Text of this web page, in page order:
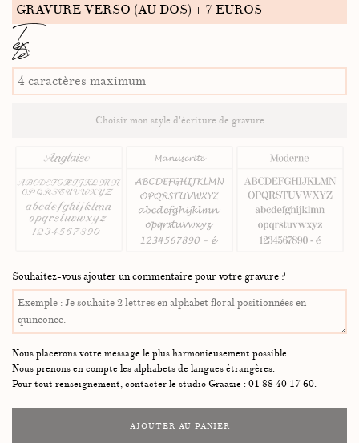
GRAVURE VERSO (AU DOS) + 7 EUROS
T
ex
te
Choisir mon style d'écriture de gravure
Souhaitez-vous ajouter un commentaire pour votre gravure ?
Nous placerons votre message le plus harmonieusement possible.
Nous prenons en compte les alphabets de langues étrangères.
Pour tout renseignement, contacter le studio Graazie : 01 88 40 17 60.
AJOUTER AU PANIER